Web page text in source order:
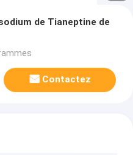
de Tianeptine de
Contactez